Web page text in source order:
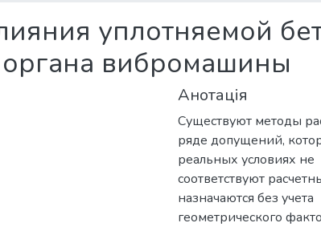
уплотняемой
вибромашины
Анотація
Существуют методы
ряде допущений,
реальных условиях не
соответствуют
назначаются без учета
геометрического